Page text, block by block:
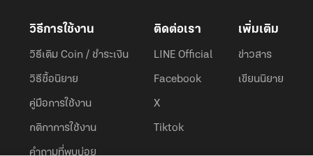
วิธีการใช้งาน
วิธีเติม Coin / ชำระเงิน
วิธีซื้อนิยาย
คู่มือการใช้งาน
กติกาการใช้งาน
คำถามที่พบบ่อย
ติดต่อเรา
LINE Official
Facebook
X
Tiktok
เพิ่มเติม
ข่าวสาร
เขียนนิยาย